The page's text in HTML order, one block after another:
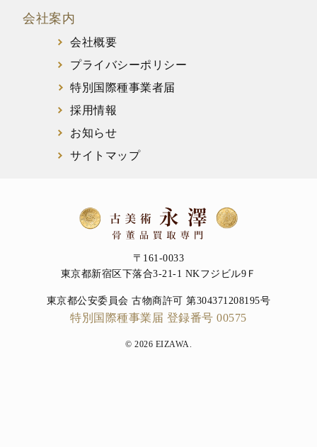
会社案内
会社概要
プライバシーポリシー
特別国際種事業者届
採用情報
お知らせ
サイトマップ
〒161-0033
東京都新宿区下落合3-21-1 NKフジビル9Ｆ
東京都公安委員会 古物商許可 第304371208195号
特別国際種事業届 登録番号 00575
© 2026 EIZAWA.